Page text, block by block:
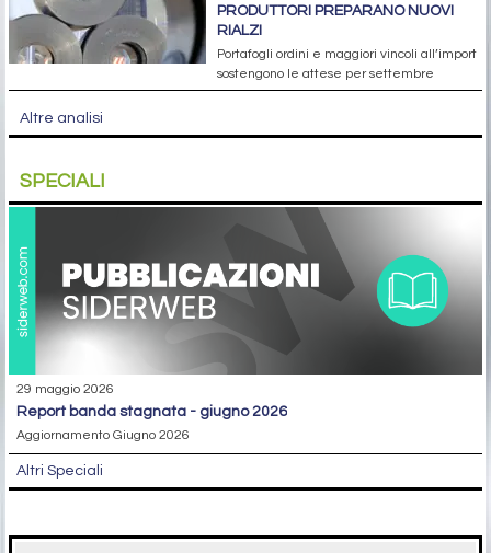
PRODUTTORI PREPARANO NUOVI
RIALZI
Portafogli ordini e maggiori vincoli all’import
sostengono le attese per settembre
Altre analisi
SPECIALI
29 maggio 2026
report banda stagnata - giugno 2026
Aggiornamento Giugno 2026
Altri Speciali